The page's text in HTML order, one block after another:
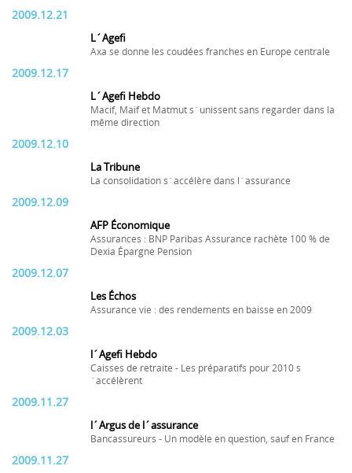
2009.12.21
L´Agefi
Axa se donne les coudées franches en Europe centrale
2009.12.17
L´Agefi Hebdo
Macif, Maif et Matmut s´unissent sans regarder dans la
même direction
2009.12.10
La Tribune
La consolidation s´accélère dans l´assurance
2009.12.09
AFP Économique
Assurances : BNP Paribas Assurance rachète 100 % de
Dexia Épargne Pension
2009.12.07
Les Échos
Assurance vie : des rendements en baisse en 2009
2009.12.03
l´Agefi Hebdo
Caisses de retraite - Les préparatifs pour 2010 s
´accélèrent
2009.11.27
l´Argus de l´assurance
Bancassureurs - Un modèle en question, sauf en France
2009.11.27